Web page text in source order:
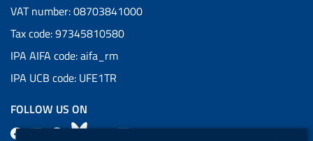
VAT number: 08703841000
Tax code: 97345810580
IPA AIFA code: aifa_rm
IPA UCB code: UFE1TR
FOLLOW US ON
F
L
l
B
Y L